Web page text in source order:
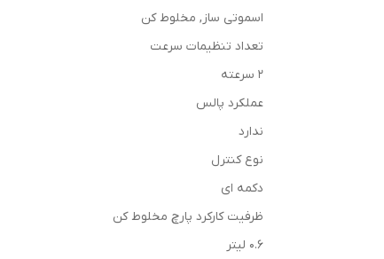
اسموتی ساز, مخلوط کن
تعداد تنظیمات سرعت
2 سرعته
عملکرد پالس
ندارد
نوع کنترل
دکمه ای
ظرفیت کارکرد پارچ مخلوط کن
0.6 لیتر